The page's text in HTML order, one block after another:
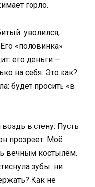
горло.
уволился,
«половинка»
его деньги —
на себя. Это как?
будет просить «в
в стену. Пусть
прозреет. Моё
вечным костылём.
зубы: ни
Как не